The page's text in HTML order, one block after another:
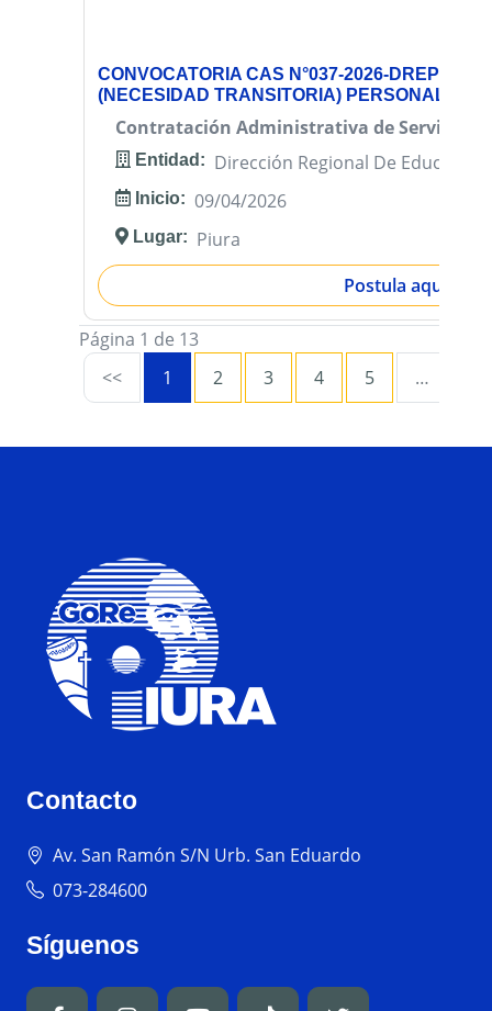
CONVOCATORIA CAS N°037-2026-DREP-
(NECESIDAD TRANSITORIA) PERSONAL DE
Contratación Administrativa de Servicios
Entidad: Dirección Regional De Educación
Inicio: 09/04/2026
Lugar: Piura
Postula aquí
Página 1 de 13
<<
1 2 3 4 5 …
Contacto
Av. San Ramón S/N Urb. San Eduardo
073-284600
Síguenos